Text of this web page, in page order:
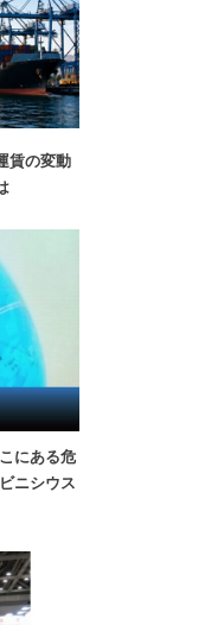
賃の変動
にある危
ニシウス